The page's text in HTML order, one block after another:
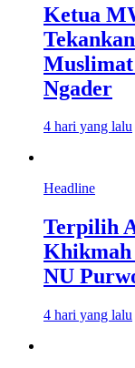
Ketua
Ngader
4 hari yang lalu
Headline
Terpilih
NU
4 hari yang lalu